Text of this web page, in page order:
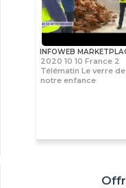
INFOWEB
2020 10 10 France 2
Télématin Le verre de
notre enfance